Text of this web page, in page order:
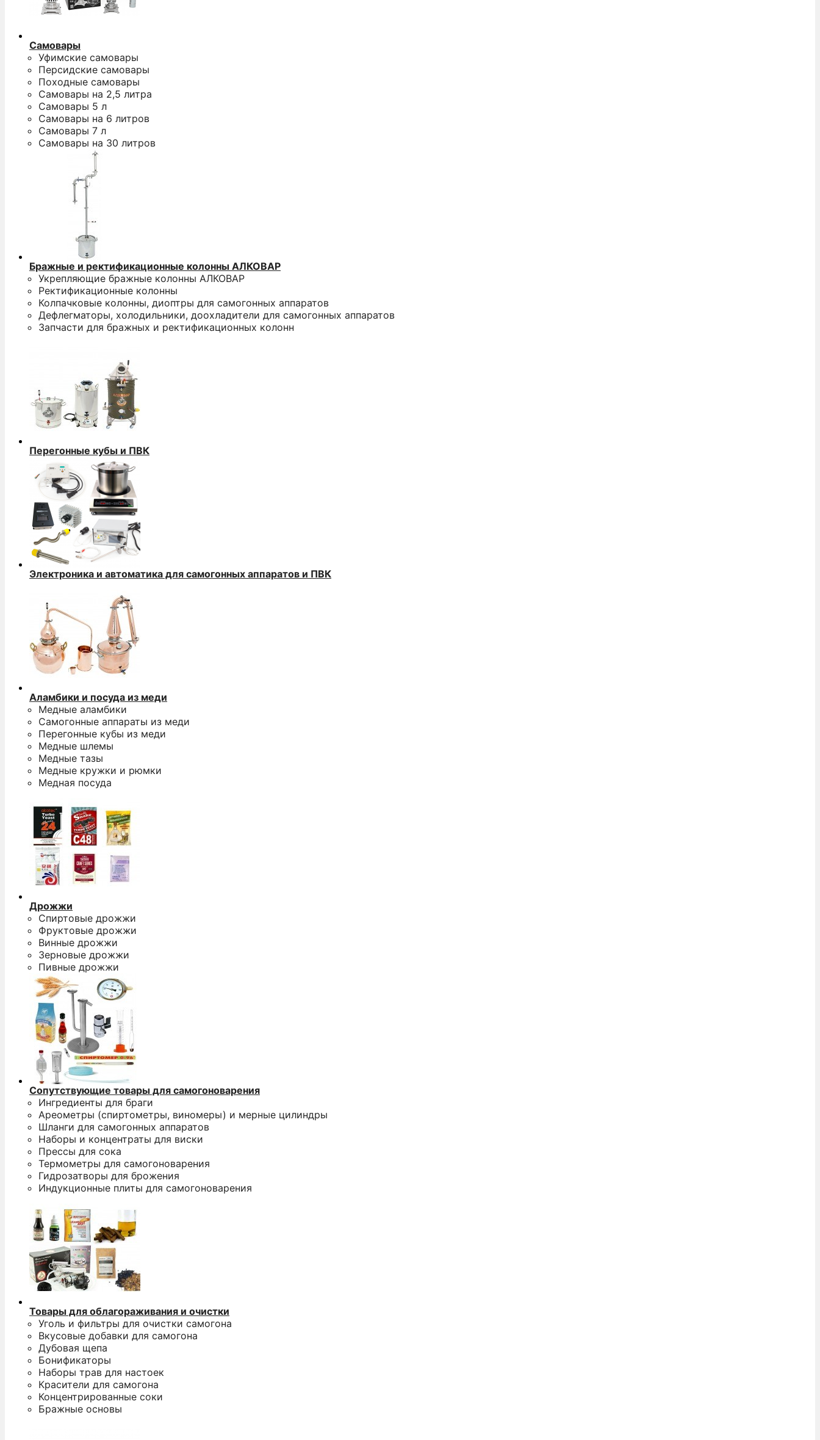
Самовары
Уфимские самовары
Персидские самовары
Походные самовары
Самовары на 2,5 литра
Самовары 5 л
Самовары на 6 литров
Самовары 7 л
Самовары на 30 литров
Бражные и ректификационные колонны АЛКОВАР
Укрепляющие бражные колонны АЛКОВАР
Ректификационные колонны
Колпачковые колонны, диоптры для самогонных аппаратов
Дефлегматоры, холодильники, доохладители для самогонных аппаратов
Запчасти для бражных и ректификационных колонн
Перегонные кубы и ПВК
Электроника и автоматика для самогонных аппаратов и ПВК
Аламбики и посуда из меди
Медные аламбики
Самогонные аппараты из меди
Перегонные кубы из меди
Медные шлемы
Медные тазы
Медные кружки и рюмки
Медная посуда
Дрожжи
Спиртовые дрожжи
Фруктовые дрожжи
Винные дрожжи
Зерновые дрожжи
Пивные дрожжи
Сопутствующие товары для самогоноварения
Ингредиенты для браги
Ареометры (спиртометры, виномеры) и мерные цилиндры
Шланги для самогонных аппаратов
Наборы и концентраты для виски
Прессы для сока
Термометры для самогоноварения
Гидрозатворы для брожения
Индукционные плиты для самогоноварения
Товары для облагораживания и очистки
Уголь и фильтры для очистки самогона
Вкусовые добавки для самогона
Дубовая щепа
Бонификаторы
Наборы трав для настоек
Красители для самогона
Концентрированные соки
Бражные основы